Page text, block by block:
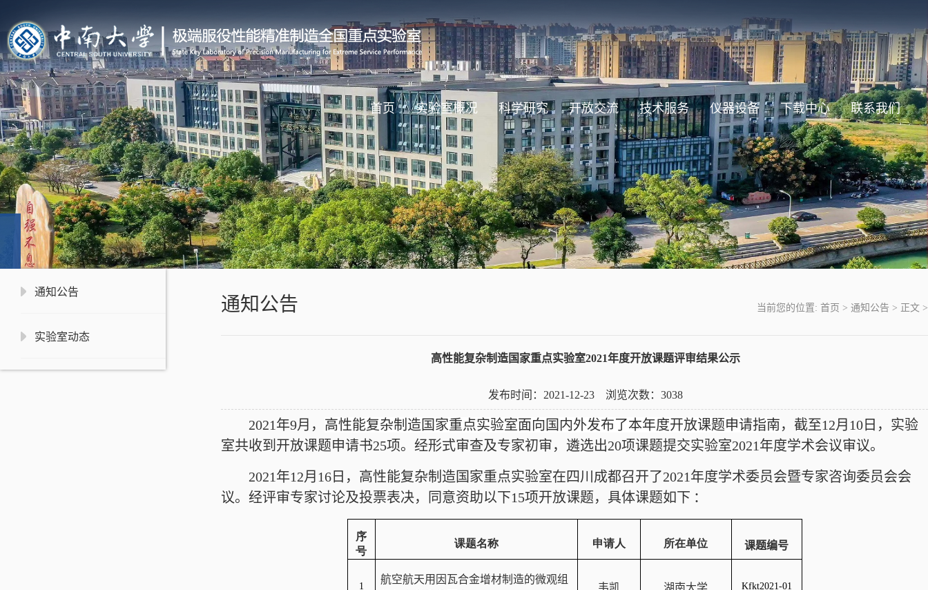
首页 实验室概况 科学研究 开放交流 技术服务 仪器设备 下载中心 联系我们
通知公告
实验室动态
通知公告 当前您的位置: 首页 > 通知公告 > 正文 >
高性能复杂制造国家重点实验室2021年度开放课题评审结果公示
发布时间：2021-12-23 浏览次数： 3038
2021年9月， 高性能复杂制造国家重点实验室面向国内外发布了本年度开放课题申请指南，截至12月 10 日，实验
室共收到开放课题申请书25项。经形式审查及专家初审，遴选出20项课题提交实验室2021年度学术会议审议。
2021年12月 16 日，高性能复杂制造国家重点实验室在四川成都召开了2021年度学术委员会暨专家咨询委员会会
议。经评审专家讨论及投票表决，同意资助以下15项开放课题，具体课题如下 ：
序
号
课题名称 申请人 所在单位 课题编号
1
航空航天用因瓦合金增材制造的微观组
韦凯 湖南大学 Kfkt2021-01